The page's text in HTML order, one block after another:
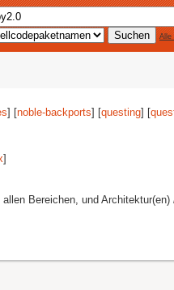
Alle
] [noble-backports] [questing] [
]
allen Bereichen, und Architektur(en)